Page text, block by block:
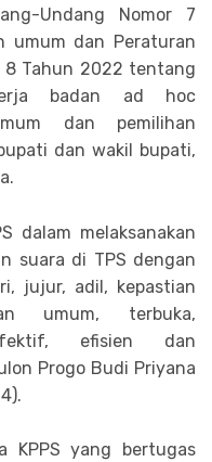
Undang Nomor 7
umum dan Peraturan
8 Tahun 2022 tentang
badan ad hoc
dan pemilihan
dan wakil bupati,
dalam melaksanakan
suara di TPS dengan
jujur, adil, kepastian
umum, terbuka,
efisien dan
Progo Budi Priyana
KPPS yang bertugas